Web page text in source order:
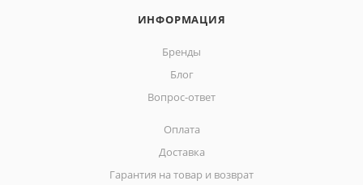
ИНФОРМАЦИЯ
Бренды
Блог
Вопрос-ответ
Оплата
Доставка
Гарантия на товар и возврат